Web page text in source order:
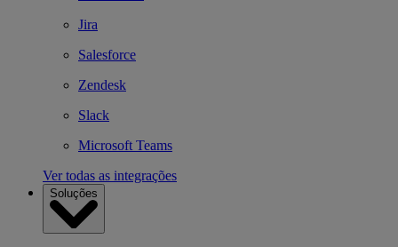
Jira
Salesforce
Zendesk
Slack
Microsoft Teams
Ver todas as integrações
Soluções